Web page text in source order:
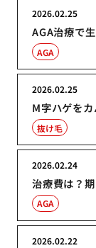
AGA治療で
2026.02.25
AGA
M字ハゲを
2026.02.25
抜け毛
治療費は？
2026.02.24
AGA
2026.02.22